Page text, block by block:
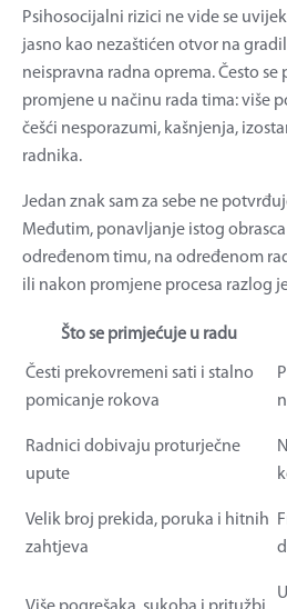
Psihosocijalni rizici ne vide se
jasno kao nezaštićen otvor na
neispravna radna oprema. Često
promjene u načinu rada tima: više
češći nesporazumi, kašnjenja,
radnika.
Jedan znak sam za sebe ne
Međutim, ponavljanje istog obrasca
određenom timu, na određenom
ili nakon promjene procesa razlog
Što se primjećuje u radu
Česti prekovremeni sati i stalno
pomicanje rokova
Radnici dobivaju proturječne
upute
Velik broj prekida, poruka i hitnih
zahtjeva